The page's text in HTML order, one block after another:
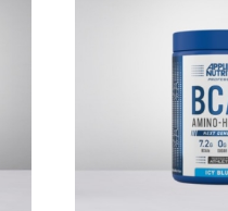
BCAA
Applied Nutrition